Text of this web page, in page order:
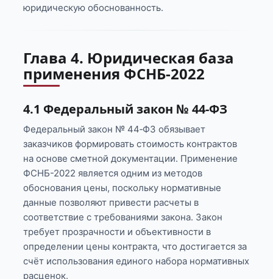
юридическую обоснованность.
Глава 4. Юридическая база
применения ФСНБ-2022
4.1 Федеральный закон № 44‑ФЗ
Федеральный закон № 44‑ФЗ обязывает
заказчиков формировать стоимость контрактов
на основе сметной документации. Применение
ФСНБ-2022 является одним из методов
обоснования цены, поскольку нормативные
данные позволяют привести расчеты в
соответствие с требованиями закона. Закон
требует прозрачности и объективности в
определении цены контракта, что достигается за
счёт использования единого набора нормативных
расценок.